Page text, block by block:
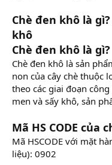
Chè đen khô là gì?
khô
Chè đen khô là gì?
Chè đen khô là sản
non của cây chè thuộc
theo các giai đoạn
men và sấy khô, sản
Mã HS CODE của
Mã HSCODE với mặt
liệu): 0902